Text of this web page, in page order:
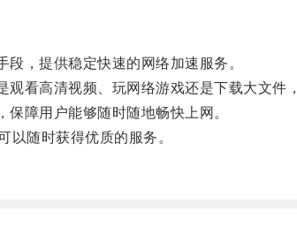
，提供稳定快速的网络加速服务。
高清视频、玩网络游戏还是下载大文件
障用户能够随时随地畅快上网。
随时获得优质的服务。